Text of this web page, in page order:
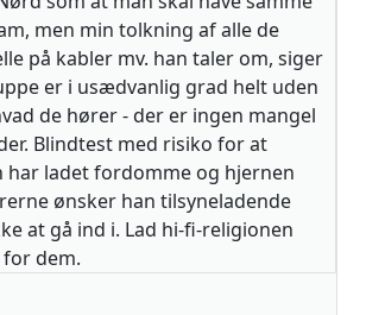
men min tolkning af alle de
på kabler mv. han taler om, siger
er i usædvanlig grad helt uden
de hører - der er ingen mangel
Blindtest med risiko for at
har ladet fordomme og hjernen
ønsker han tilsyneladende
at gå ind i. Lad hi-fi-religionen
dem.